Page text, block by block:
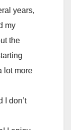
years,
my
the
lot more
I don’t